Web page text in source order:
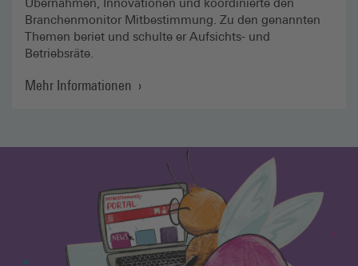
Übernahmen, Innovationen und koordinierte den
Branchenmonitor Mitbestimmung. Zu den genannten
Themen beriet und schulte er Aufsichts- und
Betriebsräte.
Mehr Informationen